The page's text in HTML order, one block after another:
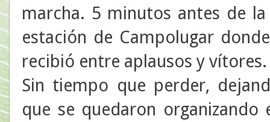
marcha. 5 minutos antes de
estación de Campolugar
recibió entre aplausos y vítores.
Sin tiempo que perder,
que se quedaron